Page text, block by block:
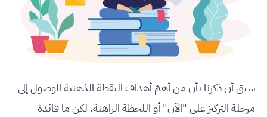
سبق أن ذكرنا بأن من أهمّ أهداف اليقظة الذهنية الوصول إلى
مرحلة التركيز على "الآن" أو اللحظة الراهنة. لكن ما فائدة